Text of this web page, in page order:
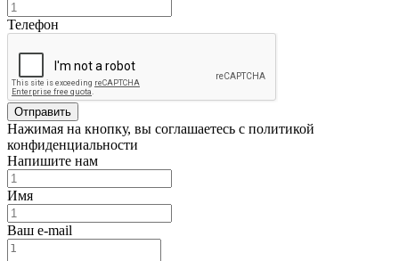
Телефон
Отправить
Нажимая на кнопку, вы соглашаетесь с политикой
конфиденциальности
Напишите нам
Имя
Ваш e-mail